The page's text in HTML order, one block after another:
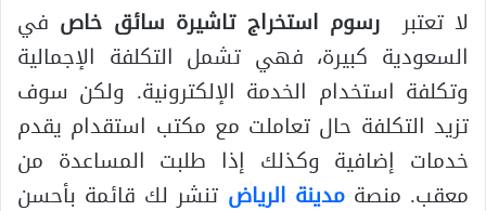
لا تعتبر رسوم استخراج تاشيرة سائق خاص في
السعودية كبيرة، فهي تشمل التكلفة الإجمالية
وتكلفة استخدام الخدمة الإلكترونية. ولكن سوف
تزيد التكلفة حال تعاملت مع مكتب استقدام يقدم
خدمات إضافية وكذلك إذا طلبت المساعدة من
معقب. منصةمدينة الرياض تنشر لك قائمة بأحسن